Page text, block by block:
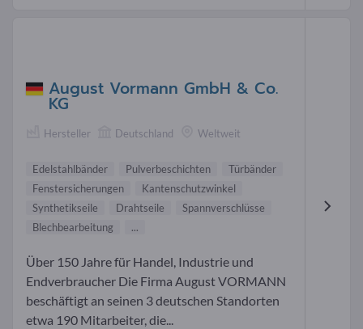
August Vormann GmbH & Co.
KG
Hersteller Deutschland Weltweit
Edelstahlbänder Pulverbeschichten
Türbänder
Fenstersicherungen
Kantenschutzwinkel
Synthetikseile
Drahtseile
Spannverschlüsse
Blechbearbeitung
...
Über 150 Jahre für Handel, Industrie und
Endverbraucher Die Firma August VORMANN
beschäftigt an seinen 3 deutschen Standorten
etwa 190 Mitarbeiter, die...